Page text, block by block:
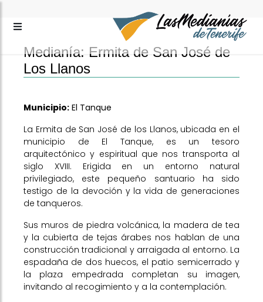
Medianía: Ermita de San José de
Los Llanos
Municipio: El Tanque
La Ermita de San José de los Llanos, ubicada en el
municipio de El Tanque, es un tesoro
arquitectónico y espiritual que nos transporta al
siglo XVIII. Erigida en un entorno natural
privilegiado, este pequeño santuario ha sido
testigo de la devoción y la vida de generaciones
de tanqueros.
Sus muros de piedra volcánica, la madera de tea
y la cubierta de tejas árabes nos hablan de una
construcción tradicional y arraigada al entorno. La
espadaña de dos huecos, el patio semicerrado y
la plaza empedrada completan su imagen,
invitando al recogimiento y a la contemplación.